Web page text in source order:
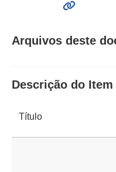
Arquivos deste
Descrição do Item
Título